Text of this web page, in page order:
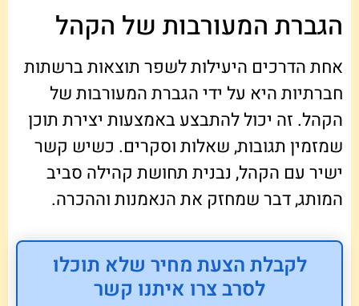
הגברת המעורבות של הקהל
אחת הדרכים היעילות לשפר תוצאות ברשתות
חברתיות היא על ידי הגברת המעורבות של
הקהל. זה יכול להתבצע באמצעות יצירת תוכן
שמזמין תגובות, שאלות וסקרים. כשיש קשר
ישיר עם הקהל, נבנית תחושת קהילה סביב
המותג, דבר שמחזק את הנאמנות וההכרה.
לקבלת הצעת מחיר שלא תוכלו
לסרב צרו איתנו קשר